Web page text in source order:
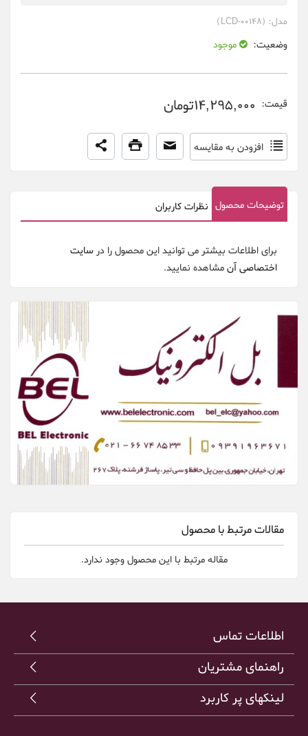
مدل: (LCD-00148)
وضعیت: موجود
قیمت: 14,295,000تومان
افزودن به مقایسه
توضیحات محصول نظرات کاربران
برای اطلاعات بیشتر می توانید این محصول را درسایت
اختصاصی آنمشاهده نمایید.
مقالات مرتبط با محصول
مقاله مرتبط با این محصول وجود ندارد.
اطلاعات تماس
راهنمای مشتریان
لینکهای پر کاربرد